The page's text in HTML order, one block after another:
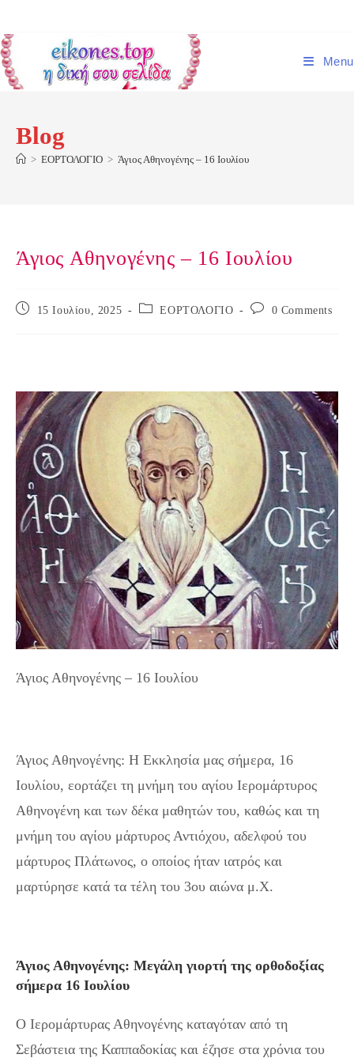
content
Menu
Blog
> ΕΟΡΤΟΛΟΓΙΟ > Άγιος Αθηνογένης – 16 Ιουλίου
Άγιος Αθηνογένης – 16 Ιουλίου
Post
15 Ιουλίου, 2025
Post ΕΟΡΤΟΛΟΓΙΟ
Post
0 Comments
Άγιος Αθηνογένης – 16 Ιουλίου
Άγιος Αθηνογένης: Η Εκκλησία μας σήμερα, 16
Ιουλίου, εορτάζει τη μνήμη του αγίου Ιερομάρτυρος
Αθηνογένη και των δέκα μαθητών του, καθώς και τη
μνήμη του αγίου μάρτυρος Αντιόχου, αδελφού του
μάρτυρος Πλάτωνος, ο οποίος ήταν ιατρός και
μαρτύρησε κατά τα τέλη του 3ου αιώνα μ.Χ.
Άγιος Αθηνογένης: Μεγάλη γιορτή της ορθοδοξίας
σήμερα 16 Ιουλίου
Ο Ιερομάρτυρας Αθηνογένης καταγόταν από τη
Σεβάστεια της Καππαδοκίας και έζησε στα χρόνια του